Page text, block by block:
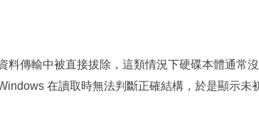
料傳輸中被直接拔除，這類情況下硬碟本體通常
在讀取時無法判斷正確結構，於是顯示未